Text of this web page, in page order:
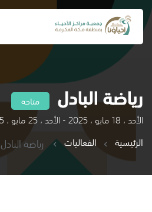
رياضة البادل متاحة
الأحد ، 18 مايو ، 2025 - الأحد ، 25 مايو ، 2025
الرئيسية
الفعاليات رياضة البادل